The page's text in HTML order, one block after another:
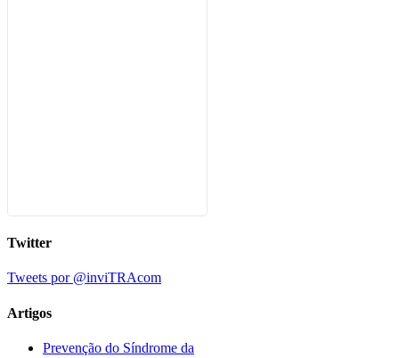
Twitter
Tweets por @inviTRAcom
Artigos
Prevenção do Síndrome da